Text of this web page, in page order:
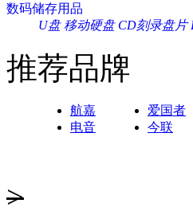
数码储存用品
U盘 移动硬盘 CD刻录盘片
推荐品牌
航嘉 爱国者
电音
今联
>